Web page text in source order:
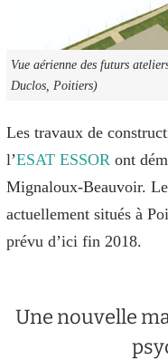
Vue aérienne des futurs
Duclos, Poitiers)
Les travaux de
l’ESAT ESSOR ont
Mignaloux-Beauvoir. Le
actuellement situés à
prévu d’ici fin 2018.
Une nouvelle